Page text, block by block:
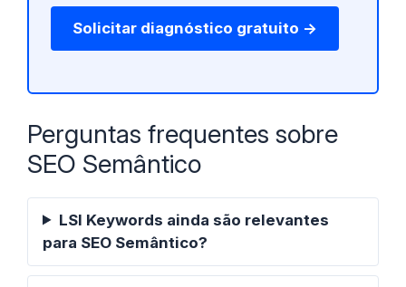
Solicitar diagnóstico gratuito →
Perguntas frequentes sobre
SEO Semântico
LSI Keywords ainda são relevantes
para SEO Semântico?